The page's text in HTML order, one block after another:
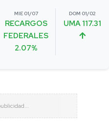
MIE 01/07
RECARGOS
FEDERALES
2.07%
DOM 01/02
UMA 117.31